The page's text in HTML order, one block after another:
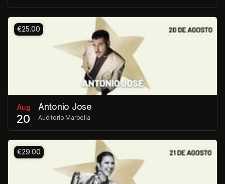
€25.00
Aug
20
Antonio Jose
Auditorio Marbella
€29.00